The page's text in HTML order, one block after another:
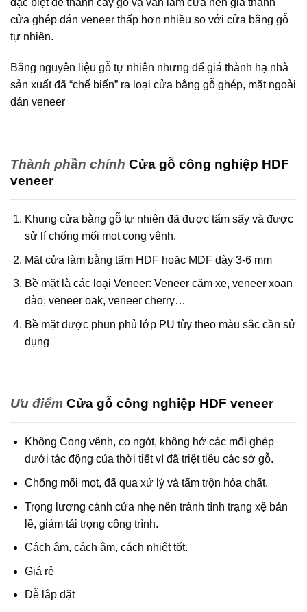
cửa ghép dán veneer thấp hơn nhiều so với cửa bằng gỗ
tự nhiên.
Bằng nguyên liệu gỗ tự nhiên nhưng để giá thành hạ nhà
sản xuất đã “chế biến” ra loại cửa bằng gỗ ghép, mặt ngoài
dán veneer
Thành phần chính Cửa gỗ công nghiệp HDF
veneer
Khung cửa bằng gỗ tự nhiên đã được tẩm sấy và được
sử lí chống mối mọt cong vênh.
Mặt cửa làm bằng tấm HDF hoặc MDF dày 3-6 mm
Bề mặt là các loại Veneer: Veneer căm xe, veneer xoan
đào, veneer oak, veneer cherry…
Bề mặt được phun phủ lớp PU tùy theo màu sắc cần sử
dụng
Ưu điểm Cửa gỗ công nghiệp HDF veneer
Không Cong vênh, co ngót, không hở các mối ghép
dưới tác động của thời tiết vì đã triệt tiêu các sớ gỗ.
Chống mối mọt, đã qua xử lý và tẩm trộn hóa chất.
Trọng lượng cánh cửa nhẹ nên tránh tình trạng xệ bản
lề, giảm tải trọng công trình.
Cách âm, cách âm, cách nhiệt tốt.
Giá rẻ
Dễ lắp đặt